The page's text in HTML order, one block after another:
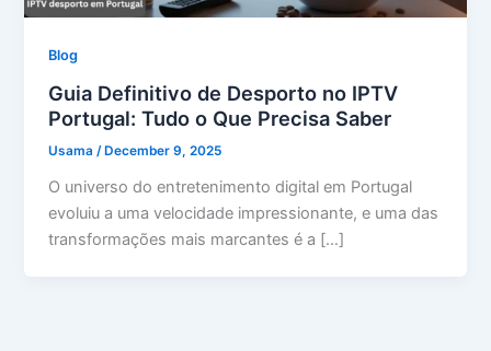
Blog
Guia Definitivo de Desporto no IPTV
Portugal: Tudo o Que Precisa Saber
Usama/ December 9, 2025
O universo do entretenimento digital em Portugal
evoluiu a uma velocidade impressionante, e uma das
transformações mais marcantes é a […]